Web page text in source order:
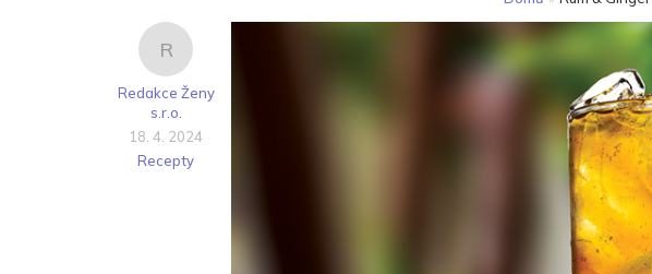
R
Redakce Ženy
s.r.o.
18. 4. 2024
Recepty